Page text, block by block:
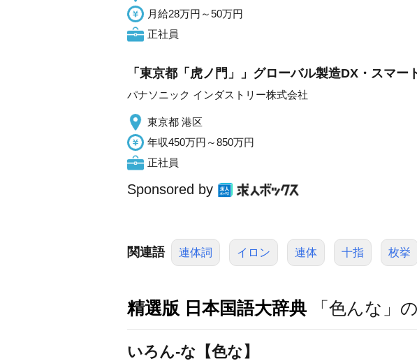
月給28万円～50万円
正社員
「東京都「虎ノ門」」グローバル製造DX・スマ
パナソニック インダストリー株式会社
東京都 港区
年収450万円～850万円
正社員
Sponsored by
関連語 連体詞 イロン 連体 十指 枚挙
精選版 日本国語大辞典 「色んな」
いろん‐な【色な】